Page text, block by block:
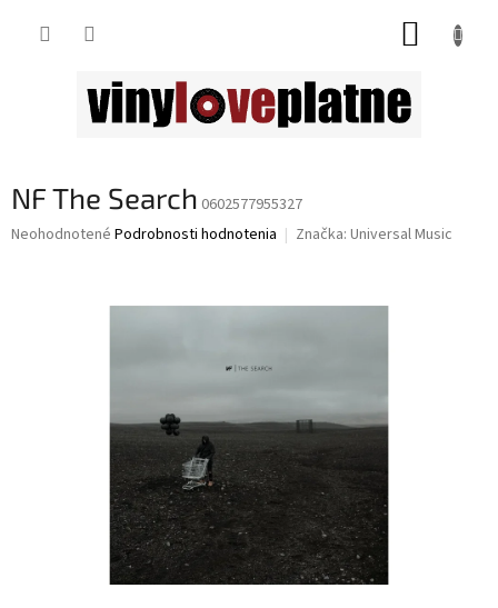
NF The Search 0602577955327
Priemerné
Neohodnotené Podrobnosti hodnotenia Značka: Universal Music